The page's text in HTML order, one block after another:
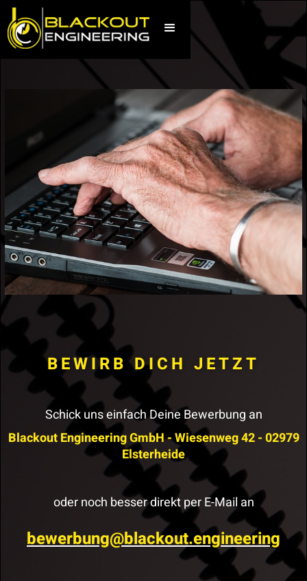
BEWIRB DICH JETZT
Schick uns einfach Deine Bewerbung an
Blackout Engineering GmbH - Wiesenweg 42 - 02979
Elsterheide
oder noch besser direkt per E-Mail an
bewerbung@blackout.engineering